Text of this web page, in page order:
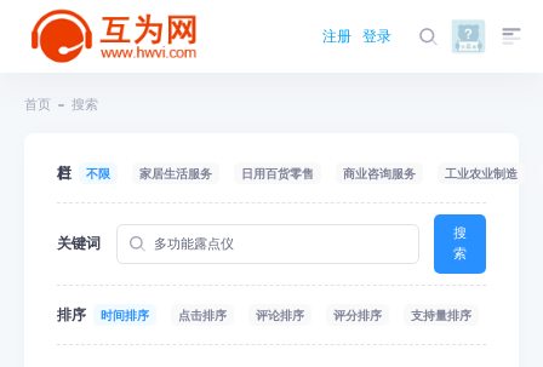
注册 登录
首页 搜索
栏目 不限 家居生活服务 日用百货零售 商业咨询服务 工业农业制造
关键词
搜
索
排序 时间排序 点击排序 评论排序 评分排序 支持量排序